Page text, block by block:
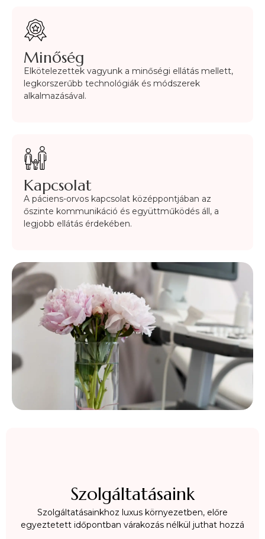
Minőség
Elkötelezettek vagyunk a minőségi ellátás mellett,
legkorszerűbb technológiák és módszerek
alkalmazásával.
Kapcsolat
A páciens-orvos kapcsolat középpontjában az
őszinte kommunikáció és együttműködés áll, a
legjobb ellátás érdekében.
Szolgáltatásaink
Szolgáltatásainkhoz luxus környezetben, előre
egyeztetett időpontban várakozás nélkül juthat hozzá